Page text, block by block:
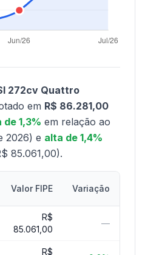
272cv Quattro
em R$ 86.281,00
de 1,3% em relação ao
2026) e alta de 1,4%
85.061,00).
Valor FIPE Variação
R$
85.061,00
—
R$